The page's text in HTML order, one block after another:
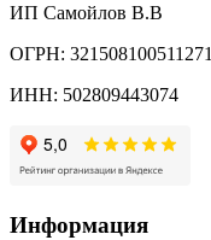
ИП Самойлов В.В
ОГРН: 321508100511271
ИНН: 502809443074
Информация